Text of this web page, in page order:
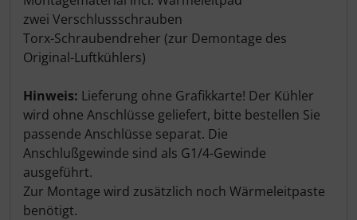
zwei Verschlussschrauben
Torx-Schraubendreher (zur Demontage des
Original-Luftkühlers)
Hinweis: Lieferung ohne Grafikkarte! Der Kühler
wird ohne Anschlüsse geliefert, bitte bestellen Sie
passende Anschlüsse separat. Die
Anschlußgewinde sind als G1/4-Gewinde
ausgeführt.
Zur Montage wird zusätzlich noch Wärmeleitpaste
benötigt.